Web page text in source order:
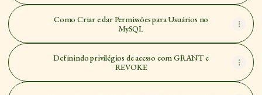
Como Criar e dar Permissões para Usuários no
MySQL
Definindo privilégios de acesso com GRANT e
REVOKE